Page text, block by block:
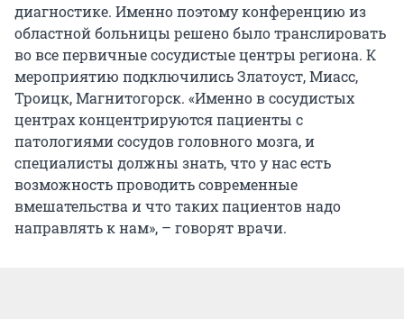
диагностике. Именно поэтому конференцию из
областной больницы решено было транслировать
во все первичные сосудистые центры региона. К
мероприятию подключились Златоуст, Миасс,
Троицк, Магнитогорск. «Именно в сосудистых
центрах концентрируются пациенты с
патологиями сосудов головного мозга, и
специалисты должны знать, что у нас есть
возможность проводить современные
вмешательства и что таких пациентов надо
направлять к нам», – говорят врачи.